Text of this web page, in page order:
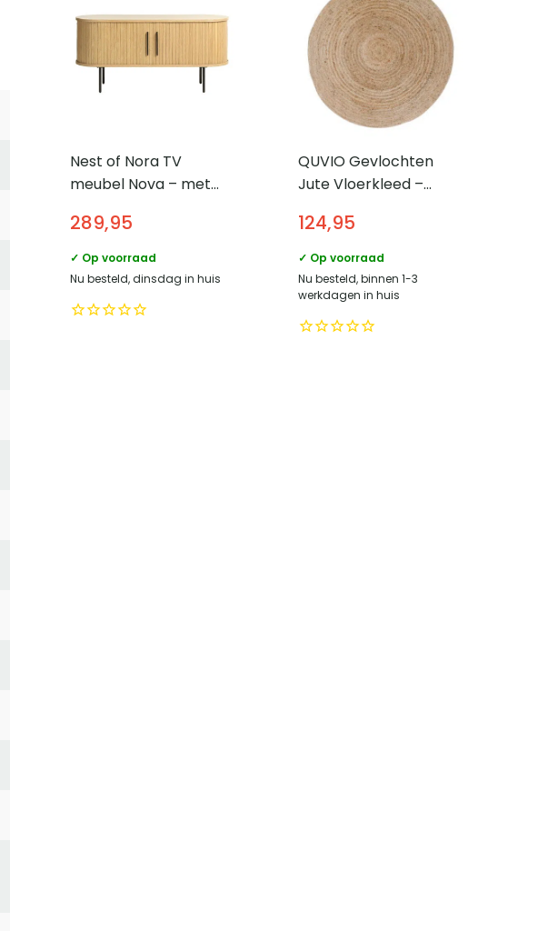
Nest of Nora TV
meubel Nova – met
Eikenhout – Naturel
289,95
✓ Op voorraad
Nu besteld, dinsdag in huis
QUVIO Gevlochten
Jute Vloerkleed –
Diameter
124,95
✓ Op voorraad
Nu besteld, binnen 1-3
werkdagen in huis